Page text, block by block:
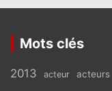
Mots clés
2013 acteur acteurs